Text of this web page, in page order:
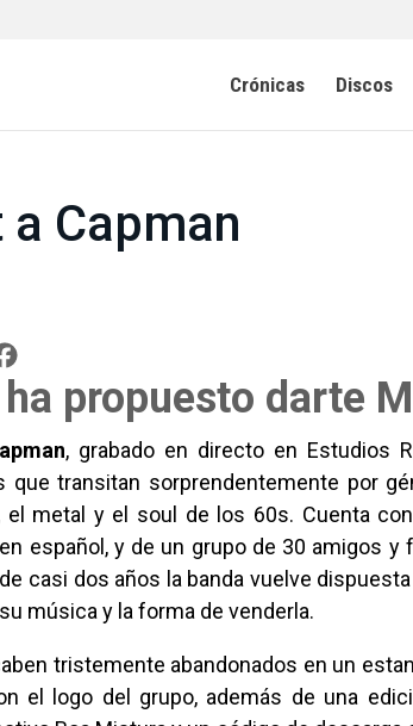
Crónicas Discos
Capman
propuesto darte
, grabado en directo en Estudios
que transitan sorprendentemente por
el metal y el soul de los 60s. Cuenta
español, y de un grupo de 30 amigos
casi dos años la banda vuelve
música y la forma de venderla.
tristemente abandonados en un
el logo del grupo, además de una